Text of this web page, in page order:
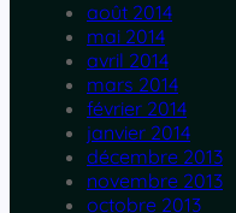
août 2014
mai 2014
avril 2014
mars 2014
février 2014
janvier 2014
décembre 2013
novembre 2013
octobre 2013